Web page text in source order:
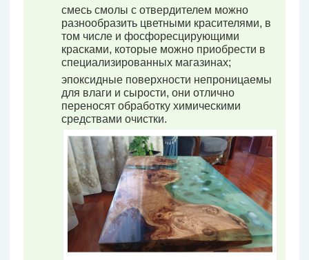
смесь смолы с отвердителем можно
разнообразить цветными красителями, в
том числе и фосфоресцирующими
красками, которые можно приобрести в
специализированных магазинах;
эпоксидные поверхности непроницаемы
для влаги и сырости, они отлично
переносят обработку химическими
средствами очистки.